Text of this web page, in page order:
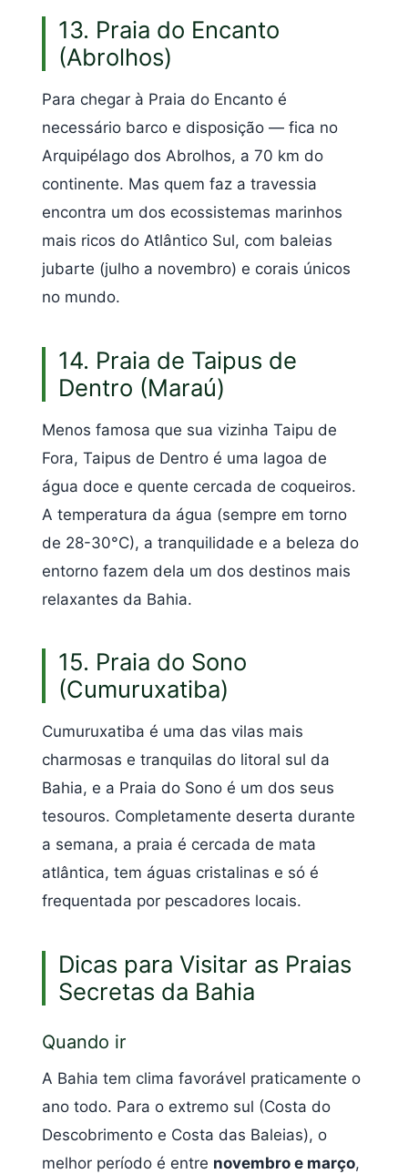
13. Praia do Encanto
(Abrolhos)
Para chegar à Praia do Encanto é
necessário barco e disposição — fica no
Arquipélago dos Abrolhos, a 70 km do
continente. Mas quem faz a travessia
encontra um dos ecossistemas marinhos
mais ricos do Atlântico Sul, com baleias
jubarte (julho a novembro) e corais únicos
no mundo.
14. Praia de Taipus de
Dentro (Maraú)
Menos famosa que sua vizinha Taipu de
Fora, Taipus de Dentro é uma lagoa de
água doce e quente cercada de coqueiros.
A temperatura da água (sempre em torno
de 28-30°C), a tranquilidade e a beleza do
entorno fazem dela um dos destinos mais
relaxantes da Bahia.
15. Praia do Sono
(Cumuruxatiba)
Cumuruxatiba é uma das vilas mais
charmosas e tranquilas do litoral sul da
Bahia, e a Praia do Sono é um dos seus
tesouros. Completamente deserta durante
a semana, a praia é cercada de mata
atlântica, tem águas cristalinas e só é
frequentada por pescadores locais.
Dicas para Visitar as Praias
Secretas da Bahia
Quando ir
A Bahia tem clima favorável praticamente o
ano todo. Para o extremo sul (Costa do
Descobrimento e Costa das Baleias), o
melhor período é entre novembro e março,